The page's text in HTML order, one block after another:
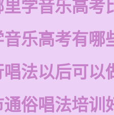
学音乐高考
乐高考有哪
唱法以后可以
俗唱法培训